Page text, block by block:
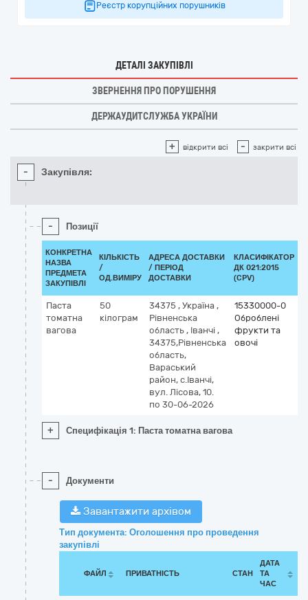
Реєстр корупційних порушників
ДЕТАЛІ ЗАКУПІВЛІ
ЗВЕРНЕННЯ ПРО ПОРУШЕННЯ
ДЕРЖАУДИТСЛУЖБА УКРАЇНИ
+ відкрити всі - закрити всі
- Закупівля:
- Позиції
КОНКРЕТНА
НАЗВА
ПРЕДМЕТА
ЗАКУПІВЛІ
КІЛЬКІСТЬ
/
ОД.ВИМІРУ
АДРЕСА ДОСТАВКИ
/ ПЕРІОД
ДОСТАВКИ
КЛАСИФІКАТОР
ДК 021:2015
(CPV)
Паста
томатна
вагова
50
кілограм
34375 , Україна ,
Рівненська
область , Іванчі ,
34375,Рівненська
область,
Вараський
район, с.Іванчі,
вул. Лісова, 10.
по 30-06-2026
15330000-0
Оброблені
фрукти та
овочі
+ Специфікація 1: Паста томатна вагова
- Документи
Завантажити архівом
Тип документа: Оголошення про проведення
закупівлі
ФАЙЛ ПРИВАТНІСТЬ СТАН
ДАТА
ТА
ЧАС